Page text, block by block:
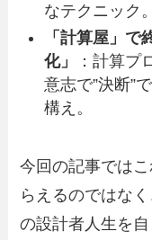
なテクニック。
「計算屋」
化」
：計算プ
意志で”決断”
構え。
今回の記事では
らえるのではな
の設計者人生を